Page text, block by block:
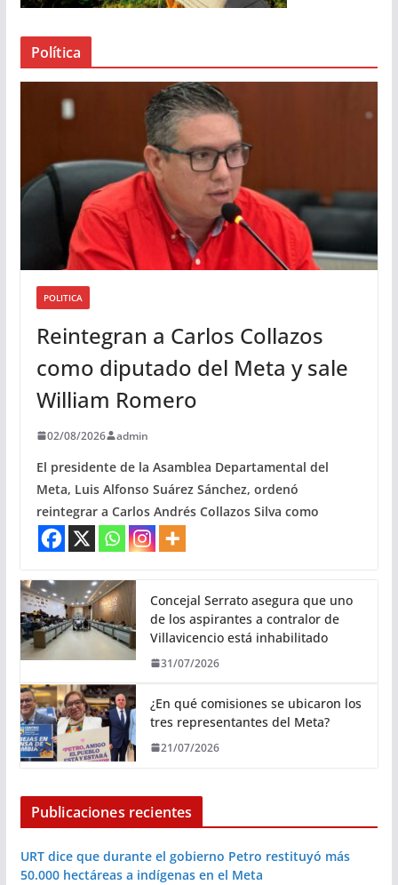
e
Política
POLITICA
Reintegran a Carlos Collazos
como diputado del Meta y sale
William Romero
02/08/2026 admin
El presidente de la Asamblea Departamental del
Meta, Luis Alfonso Suárez Sánchez, ordenó
reintegrar a Carlos Andrés Collazos Silva como
Concejal Serrato asegura que uno
de los aspirantes a contralor de
Villavicencio está inhabilitado
31/07/2026
¿En qué comisiones se ubicaron los
tres representantes del Meta?
21/07/2026
Publicaciones recientes
URT dice que durante el gobierno Petro restituyó más
50.000 hectáreas a indígenas en el Meta